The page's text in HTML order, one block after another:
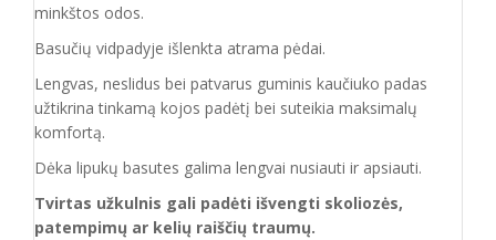
minkštos odos.
Basučių vidpadyje išlenkta atrama pėdai.
Lengvas, neslidus bei patvarus guminis kaučiuko padas
užtikrina tinkamą kojos padėtį bei suteikia maksimalų
komfortą.
Dėka lipukų basutes galima lengvai nusiauti ir apsiauti.
Tvirtas užkulnis gali padėti išvengti skoliozės,
patempimų ar kelių raiščių traumų.